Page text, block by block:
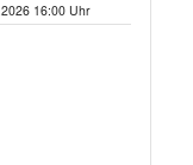
16:00 Uhr